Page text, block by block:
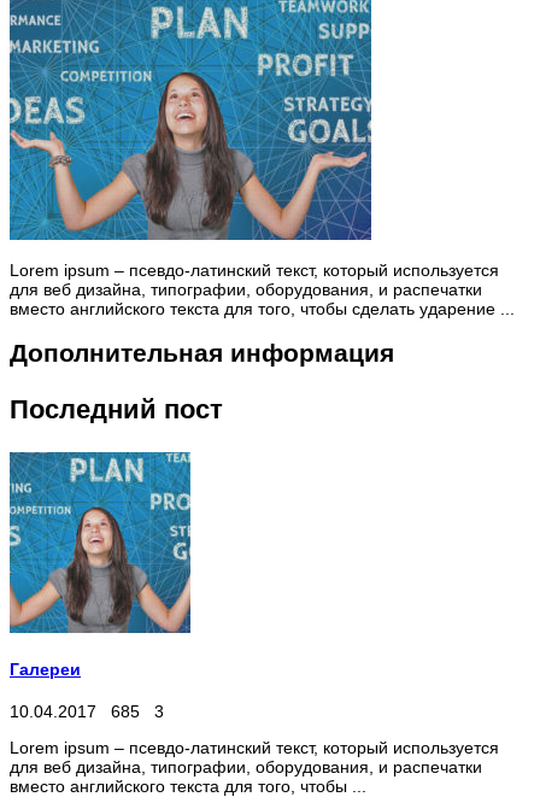
Lorem ipsum – псевдо-латинский текст, который используется
для веб дизайна, типографии, оборудования, и распечатки
вместо английского текста для того, чтобы сделать ударение ...
Дополнительная информация
Последний пост
Галереи
10.04.2017 685 3
Lorem ipsum – псевдо-латинский текст, который используется
для веб дизайна, типографии, оборудования, и распечатки
вместо английского текста для того, чтобы ...